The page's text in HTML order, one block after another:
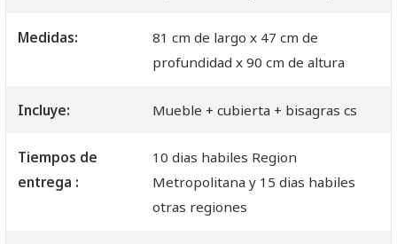
Medidas:
81 cm de largo x 47 cm de
profundidad x 90 cm de altura
Incluye: Mueble + cubierta + bisagras cs
Tiempos de
entrega :
10 dias habiles Region
Metropolitana y 15 dias habiles
otras regiones